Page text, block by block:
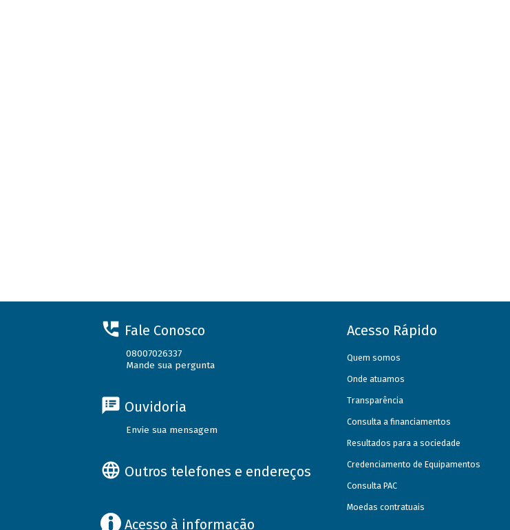
Fale Conosco
08007026337
Mande sua pergunta
Ouvidoria
Envie sua mensagem
Outros telefones e endereços
Acesso à informação
Acesso Rápido
Quem somos
Onde atuamos
Transparência
Consulta a financiamentos
Resultados para a sociedade
Credenciamento de Equipamentos
Consulta PAC
Moedas contratuais